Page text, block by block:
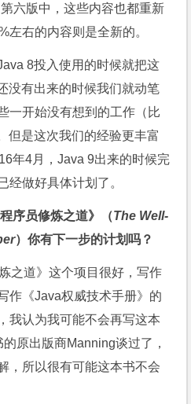
六版中，这些内容也都重新
左右的内容则是全新的。
8投入使用的时候就把这
没有出来的时候我们就动笔
一开始没有想到的工作（比
但是这次我们的经验更丰富
年4月，Java 9出来的时候完
经做好具体计划了。
员修炼之道》（The Well-
）你有下一步的计划吗？
道》这个项目很好，写作
作《Java权威技术手册》的
我认为我可能不会再写这本
原出版商Manning谈过了，
，所以很有可能这本书不会